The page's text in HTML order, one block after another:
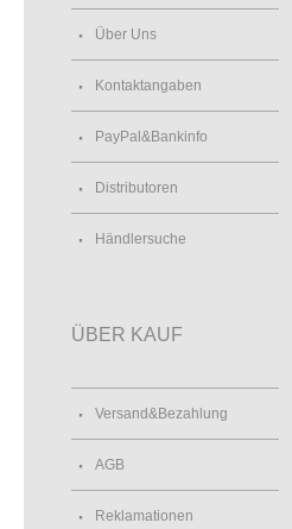
Über Uns
Kontaktangaben
PayPal&Bankinfo
Distributoren
Händlersuche
ÜBER KAUF
Versand&Bezahlung
AGB
Reklamationen